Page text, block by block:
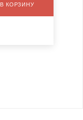
В КОРЗИНУ